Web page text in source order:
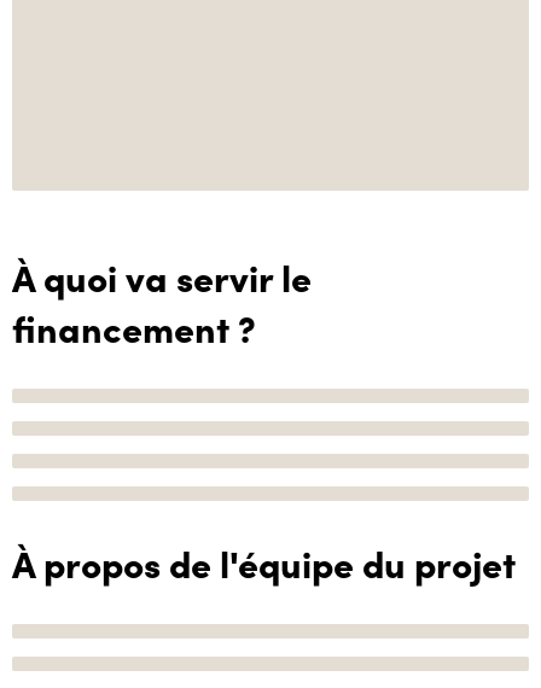
À quoi va servir le
financement ?
À propos de l'équipe du projet